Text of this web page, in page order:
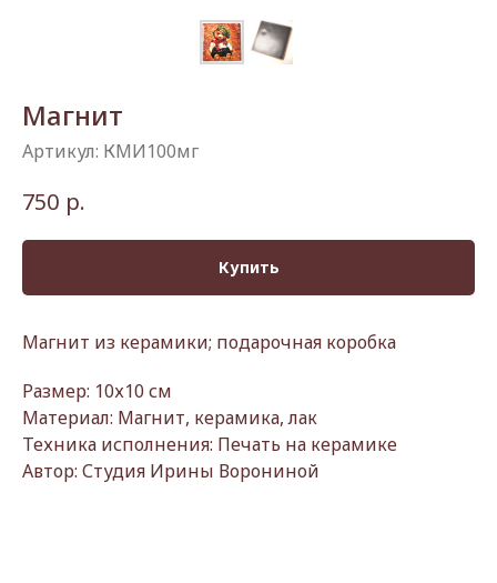
Магнит
Артикул: КМИ100мг
750 р.
Купить
Магнит из керамики; подарочная коробка
Размер: 10х10 см
Материал: Магнит, керамика, лак
Техника исполнения: Печать на керамике
Автор: Студия Ирины Ворониной